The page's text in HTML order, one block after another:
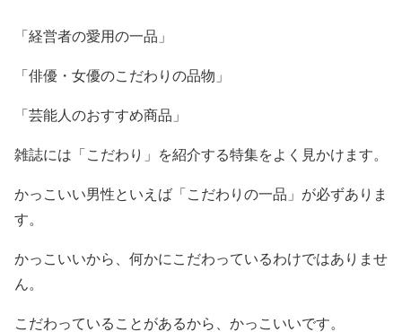
「経営者の愛用の一品」
「俳優・女優のこだわりの品物」
「芸能人のおすすめ商品」
雑誌には「こだわり」を紹介する特集をよく見かけます。
かっこいい男性といえば「こだわりの一品」が必ずありま
す。
かっこいいから、何かにこだわっているわけではありませ
ん。
こだわっていることがあるから、かっこいいです。